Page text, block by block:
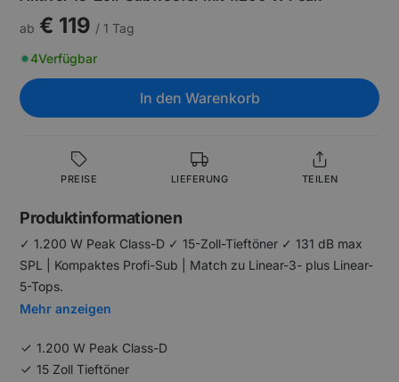
ab € 119 / 1 Tag
4Verfügbar
In den Warenkorb
PREISE LIEFERUNG TEILEN
Produktinformationen
✓ 1.200 W Peak Class-D ✓ 15-Zoll-Tieftöner ✓ 131 dB max
SPL | Kompaktes Profi-Sub | Match zu Linear-3- plus Linear-
5-Tops.
Mehr anzeigen
1.200 W Peak Class-D
15 Zoll Tieftöner